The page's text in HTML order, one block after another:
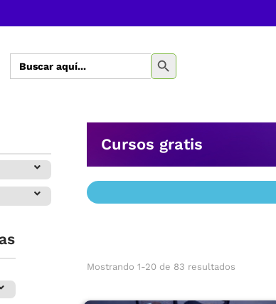
Buscar: BOTÓN DE BÚSQUEDA
Desarrollo personal
Cursos gratis
Mostrando 1-20 de 83 resultados